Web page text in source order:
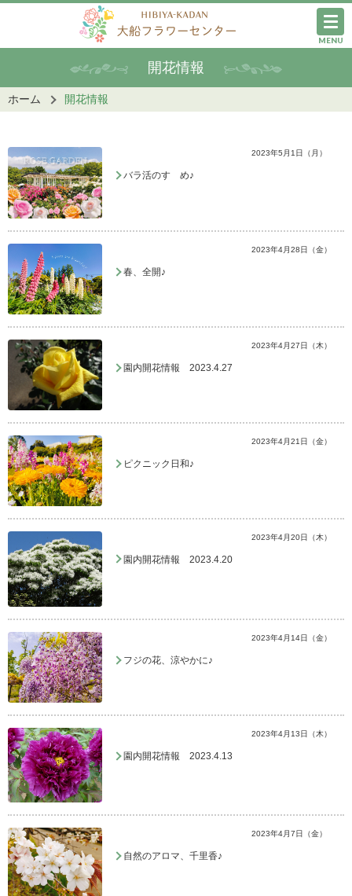
MENU
開花情報
ホーム 開花情報
2023年5月1日（月）
バラ活のすゝめ♪
2023年4月28日（金）
春、全開♪
2023年4月27日（木）
園内開花情報 2023.4.27
2023年4月21日（金）
ピクニック日和♪
2023年4月20日（木）
園内開花情報 2023.4.20
2023年4月14日（金）
フジの花、涼やかに♪
2023年4月13日（木）
園内開花情報 2023.4.13
2023年4月7日（金）
自然のアロマ、千里香♪